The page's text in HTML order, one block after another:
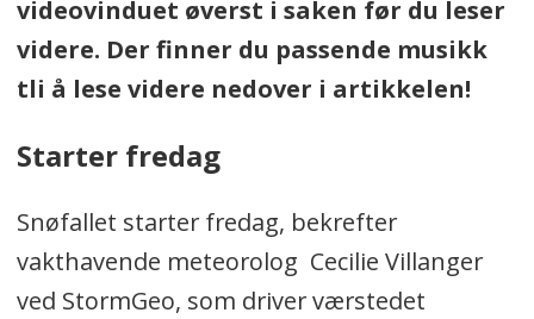
videovinduet øverst i saken før du leser
videre. Der finner du passende musikk
tli å lese videre nedover i artikkelen!
Starter fredag
Snøfallet starter fredag, bekrefter
vakthavende meteorolog Cecilie Villanger
ved StormGeo, som driver værstedet